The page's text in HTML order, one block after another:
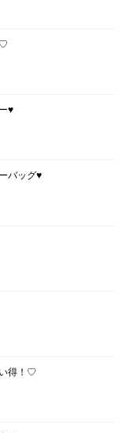
♡
♥
バッグ♥
得！♡